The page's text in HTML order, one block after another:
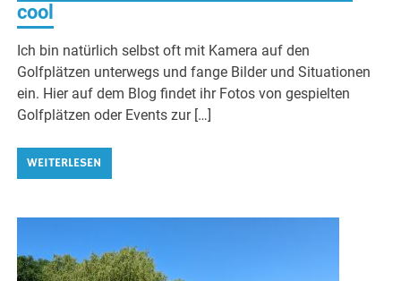
cool
Ich bin natürlich selbst oft mit Kamera auf den
Golfplätzen unterwegs und fange Bilder und Situationen
ein. Hier auf dem Blog findet ihr Fotos von gespielten
Golfplätzen oder Events zur […]
WEITERLESEN